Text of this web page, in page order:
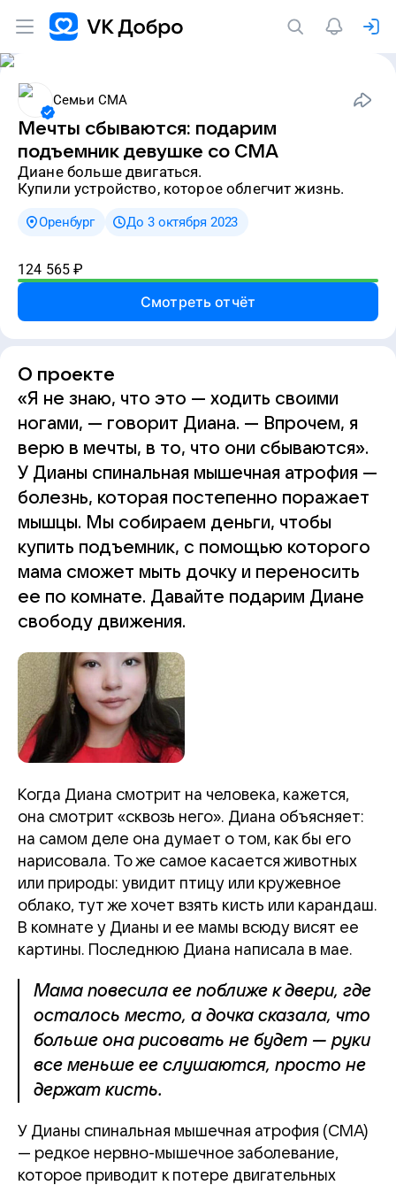
Семьи СМА
Мечты сбываются: подарим
подъемник девушке со СМА
Диане больше двигаться.
Купили устройство, которое облегчит жизнь.
Оренбург До 3 октября 2023
124 565 ₽
Смотреть отчёт
О проекте
«Я не знаю, что это — ходить своими
ногами, — говорит Диана. — Впрочем, я
верю в мечты, в то, что они сбываются».
У Дианы спинальная мышечная атрофия —
болезнь, которая постепенно поражает
мышцы. Мы собираем деньги, чтобы
купить подъемник, с помощью которого
мама сможет мыть дочку и переносить
ее по комнате. Давайте подарим Диане
свободу движения.
Когда Диана смотрит на человека, кажется,
она смотрит «сквозь него». Диана объясняет:
на самом деле она думает о том, как бы его
нарисовала. То же самое касается животных
или природы: увидит птицу или кружевное
облако, тут же хочет взять кисть или карандаш.
В комнате у Дианы и ее мамы всюду висят ее
картины. Последнюю Диана написала в мае.
Мама повесила ее поближе к двери, где
осталось место, а дочка сказала, что
больше она рисовать не будет — руки
все меньше ее слушаются, просто не
держат кисть.
У Дианы спинальная мышечная атрофия (СМА)
— редкое нервно-мышечное заболевание,
которое приводит к потере двигательных